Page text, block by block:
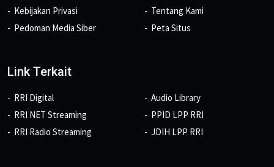
Kebijakan Privasi
Pedoman Media Siber
Tentang Kami
Peta Situs
Link Terkait
RRI Digital
RRI NET Streaming
RRI Radio Streaming
Audio Library
PPID LPP RRI
JDIH LPP RRI